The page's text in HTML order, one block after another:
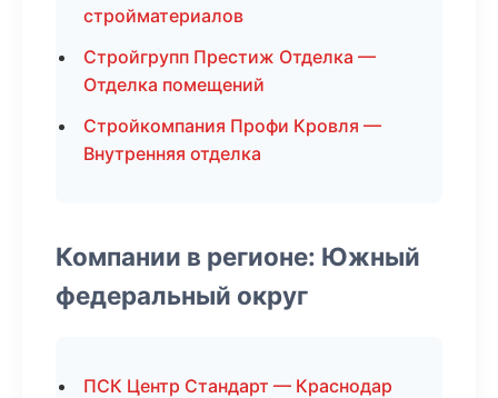
стройматериалов
Стройгрупп Престиж Отделка —
Отделка помещений
Стройкомпания Профи Кровля —
Внутренняя отделка
Компании в регионе: Южный
федеральный округ
ПСК Центр Стандарт — Краснодар